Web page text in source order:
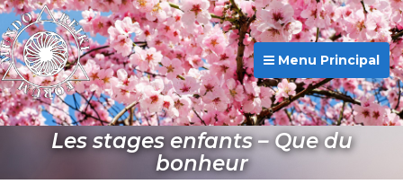
Menu Principal
Les stages enfants – Que du
bonheur